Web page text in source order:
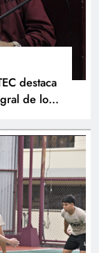
destaca
de los